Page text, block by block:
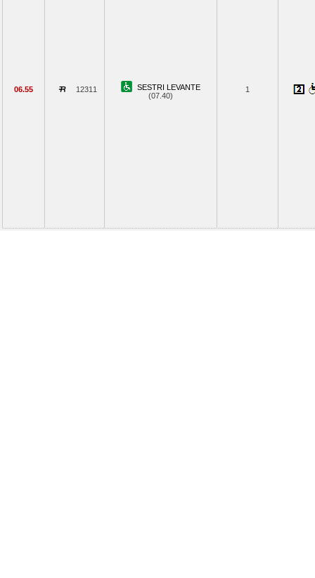
06.55 12311
SESTRI LEVANTE
(07.40)
1